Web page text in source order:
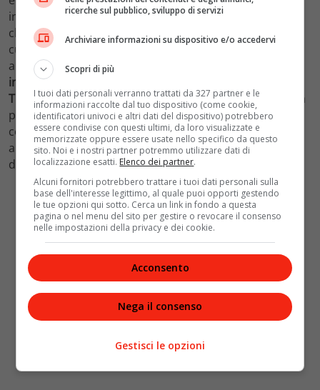
in modo impeccabile l’atmosfera angosciante
claustrofobica di quegli anni. La precisione storica con
cui vengono narrati gli eventi, poi, aggiunge ulteriore
autenticità alla trama. Anche le fantastiche
interpretazioni
Trinca, nel ruolo di Ida Mancuso, regala al pubblico una
performance emozionante. Racchiude tutta la
complessità del personaggio, dalla suaforzainteriore
alla sua vulnerabilità, senza tralasciare l’aspetto
dell’
amore maternoin tempi difficili.
ricerche sul pubblico, sviluppo di servizi
Archiviare informazioni su dispositivo e/o accedervi
Scopri di più
I tuoi dati personali verranno trattati da 327 partner e le
informazioni raccolte dal tuo dispositivo (come cookie,
identificatori univoci e altri dati del dispositivo) potrebbero
essere condivise con questi ultimi, da loro visualizzate e
memorizzate oppure essere usate nello specifico da questo
sito. Noi e i nostri partner potremmo utilizzare dati di
localizzazione esatti. Elenco dei partner.
Alcuni fornitori potrebbero trattare i tuoi dati personali sulla
base dell'interesse legittimo, al quale puoi opporti gestendo
le tue opzioni qui sotto. Cerca un link in fondo a questa
pagina o nel menu del sito per gestire o revocare il consenso
nelle impostazioni della privacy e dei cookie.
Acconsento
Nega il consenso
Gestisci le opzioni